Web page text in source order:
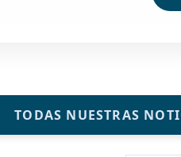
TODAS NUESTRAS